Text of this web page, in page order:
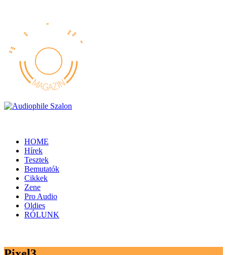
HOME
Hírek
Tesztek
Bemutatók
Cikkek
Zene
Pro Audio
Oldies
RÓLUNK